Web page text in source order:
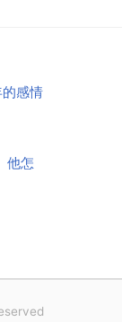
感情
他怎